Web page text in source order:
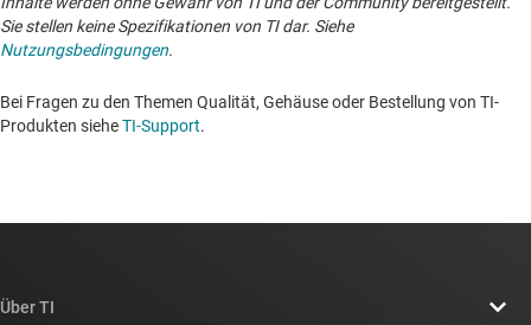
Sie stellen keine Spezifikationen von TI dar. Siehe
Nutzungsbedingungen.
Bei Fragen zu den Themen Qualität, Gehäuse oder Bestellung von TI-
Produkten sieheTI-Support. ​​​​​​​​​​​​​​
Über TI